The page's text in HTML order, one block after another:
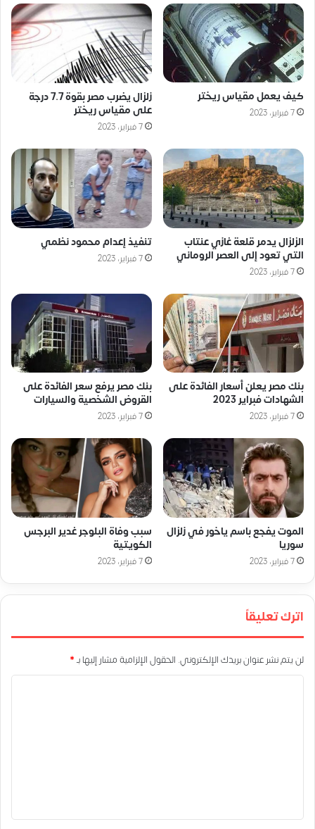
كيف يعمل مقياس ريختر
7 فبراير، 2023
زلزال يضرب مصر بقوة 7.7 درجة
على مقياس ريختر
7 فبراير، 2023
الزلزال يدمر قلعة غازي عنتاب
التي تعود إلى العصر الروماني
7 فبراير، 2023
تنفيذ إعدام محمود نظمي
7 فبراير، 2023
بنك مصر يعلن أسعار الفائدة على
الشهادات فبراير 2023
7 فبراير، 2023
بنك مصر يرفع سعر الفائدة على
القروض الشخصية والسيارات
7 فبراير، 2023
الموت يفجع باسم ياخور في زلزال
سوريا
7 فبراير، 2023
سبب وفاة البلوجر غدير البرجس
الكويتية
7 فبراير، 2023
اترك تعليقاً
لن يتم نشر عنوان بريدك الإلكتروني. الحقول الإلزامية مشار إليها بـ*